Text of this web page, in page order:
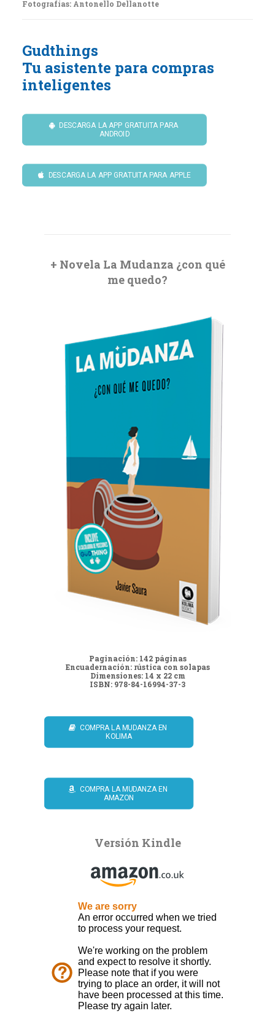
Fotografías: Antonello Dellanotte
Gudthings
Tu asistente para compras
inteligentes
DESCARGA LA APP GRATUITA PARA
ANDROID
DESCARGA LA APP GRATUITA PARA APPLE
+ Novela La Mudanza ¿con qué
me quedo?
Paginación: 142 páginas
Encuadernación: rústica con solapas
Dimensiones: 14 x 22 cm
ISBN: 978-84-16994-37-3
COMPRA LA MUDANZA EN
KOLIMA
COMPRA LA MUDANZA EN
AMAZON
Versión Kindle